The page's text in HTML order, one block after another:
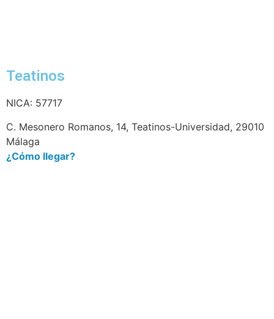
Teatinos
NICA: 57717
C. Mesonero Romanos, 14, Teatinos-Universidad, 29010
Málaga
¿Cómo llegar?